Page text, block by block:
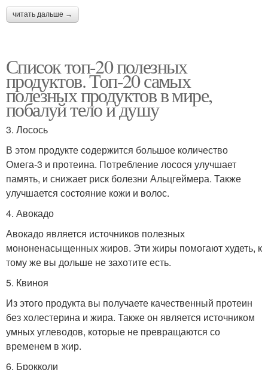
читать дальше →
Список топ-20 полезных
продуктов. Топ-20 самых
полезных продуктов в мире,
побалуй тело и душу
3. Лосось
В этом продукте содержится большое количество
Омега-3 и протеина. Потребление лосося улучшает
память, и снижает риск болезни Альцгеймера. Также
улучшается состояние кожи и волос.
4. Авокадо
Авокадо является источников полезных
мононенасыщенных жиров. Эти жиры помогают худеть, к
тому же вы дольше не захотите есть.
5. Квиноя
Из этого продукта вы получаете качественный протеин
без холестерина и жира. Также он является источником
умных углеводов, которые не превращаются со
временем в жир.
6. Брокколи